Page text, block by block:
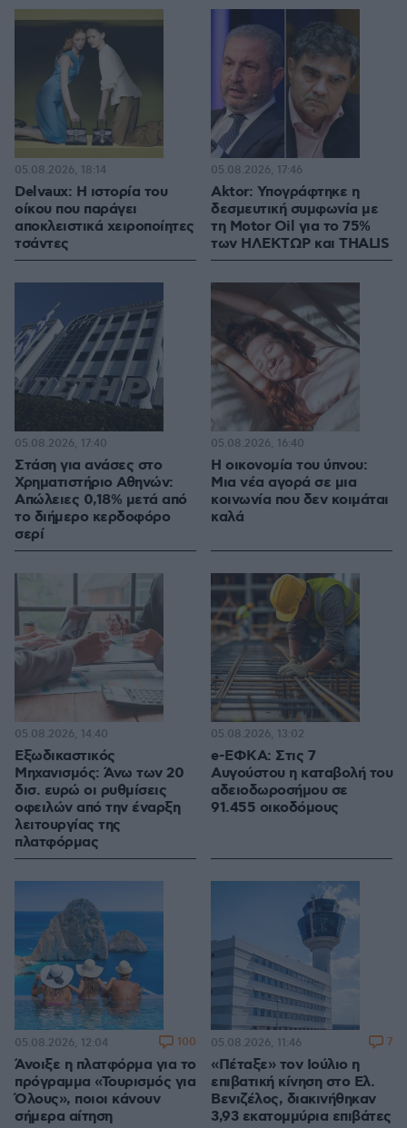
Delvaux: Η ιστορία του
οίκου που παράγει
αποκλειστικά χειροποίητες
τσάντες
05.08.2026, 18:14
Aktor: Υπογράφτηκε η
δεσμευτική συμφωνία με
τη Motor Oil για το 75%
των ΗΛΕΚΤΩΡ και THALIS
05.08.2026, 17:46
Στάση για ανάσες στο
Χρηματιστήριο Αθηνών:
Απώλειες 0,18% μετά από
το διήμερο κερδοφόρο
σερί
05.08.2026, 17:40
Η οικονομία του ύπνου:
Μια νέα αγορά σε μια
κοινωνία που δεν κοιμάται
καλά
05.08.2026, 16:40
Εξωδικαστικός
Μηχανισμός: Άνω των 20
δισ. ευρώ οι ρυθμίσεις
οφειλών από την έναρξη
λειτουργίας της
πλατφόρμας
05.08.2026, 14:40
e-ΕΦΚΑ: Στις 7
Αυγούστου η καταβολή του
αδειοδωροσήμου σε
91.455 οικοδόμους
05.08.2026, 13:02
Άνοιξε η πλατφόρμα για το
πρόγραμμα «Τουρισμός για
Όλους», ποιοι κάνουν
σήμερα αίτηση
05.08.2026, 12:04 100
«Πέταξε» τον Ιούλιο η
επιβατική κίνηση στο Ελ.
Βενιζέλος, διακινήθηκαν
3,93 εκατομμύρια επιβάτες
05.08.2026, 11:46 7